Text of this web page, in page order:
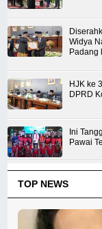
Widya
Padang
HJK ke
DPRD
Ini
Pawai
TOP NEWS